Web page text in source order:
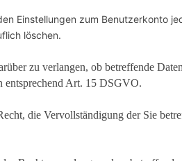
Einstellungen zum Benutzerkonto
löschen.
zu verlangen, ob betreffende
entsprechend Art. 15 DSGVO.
die Vervollständigung der Sie